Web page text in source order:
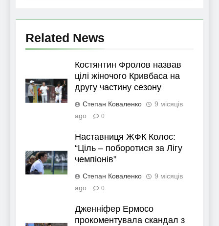
Related News
Костянтин Фролов назвав
цілі жіночого Кривбаса на
другу частину сезону
Степан Коваленко
9 місяців
ago
0
Наставниця ЖФК Колос:
“Ціль – поборотися за Лігу
чемпіонів”
Степан Коваленко
9 місяців
ago
0
Дженніфер Ермосо
прокоментувала скандал з